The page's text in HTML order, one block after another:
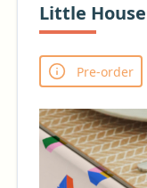
Little
Pre-order